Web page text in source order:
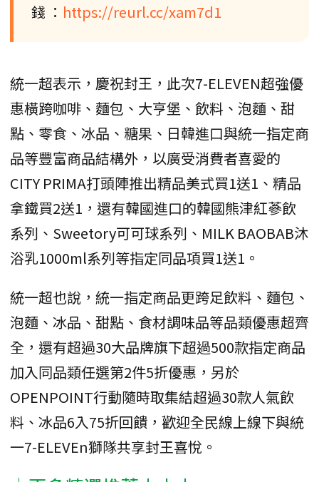
錢 ： https://reurl.cc/xam7d1
統一超表示，慶祝封王，此次7-ELEVEN超強優
惠橫跨咖啡、麵包、大亨堡、飲料、泡麵、甜
點、零食、冰品、糖果、日韓進口與統一指定商
品等豐富商品結構外，以廣受消費者喜愛的
CITY PRIMA打頭陣推出精品美式買1送1、精品
拿鐵買2送1，還有韓國進口的韓國熊津紅蔘飲
系列、Sweetory可可球系列、MILK BAOBAB沐
浴乳1000ml系列等指定同品項買1送1。
統一超也說，統一指定商品更跨足飲料、麵包、
泡麵、冰品、甜點、食材調味品等品類優惠超齊
全，還有超過30大品牌旗下超過500款指定商品
加入同品類任選第2件5折優惠，另於
OPENPOINT行動隨時取集結超過30款人氣飲
料、冰品6入75折回饋，歡迎全民線上線下與統
一7-ELEVEn獅隊共享封王喜悅。